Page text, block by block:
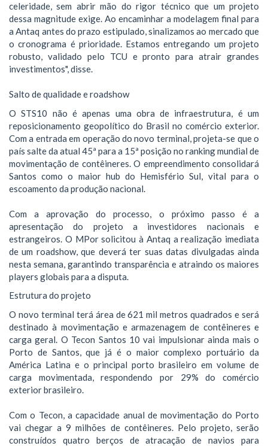
celeridade, sem abrir mão do rigor técnico que um projeto
dessa magnitude exige. Ao encaminhar a modelagem final para
a Antaq antes do prazo estipulado, sinalizamos ao mercado que
o cronograma é prioridade. Estamos entregando um projeto
robusto, validado pelo TCU e pronto para atrair grandes
investimentos", disse.
Salto de qualidade e roadshow
O STS10 não é apenas uma obra de infraestrutura, é um
reposicionamento geopolítico do Brasil no comércio exterior.
Com a entrada em operação do novo terminal, projeta-se que o
país salte da atual 45ª para a 15ª posição no ranking mundial de
movimentação de contêineres. O empreendimento consolidará
Santos como o maior hub do Hemisfério Sul, vital para o
escoamento da produção nacional.
Com a aprovação do processo, o próximo passo é a
apresentação do projeto a investidores nacionais e
estrangeiros. O MPor solicitou à Antaq a realização imediata
de um roadshow, que deverá ter suas datas divulgadas ainda
nesta semana, garantindo transparência e atraindo os maiores
players globais para a disputa.
Estrutura do projeto
O novo terminal terá área de 621 mil metros quadrados e será
destinado à movimentação e armazenagem de contêineres e
carga geral. O Tecon Santos 10 vai impulsionar ainda mais o
Porto de Santos, que já é o maior complexo portuário da
América Latina e o principal porto brasileiro em volume de
carga movimentada, respondendo por 29% do comércio
exterior brasileiro.
Com o Tecon, a capacidade anual de movimentação do Porto
vai chegar a 9 milhões de contêineres. Pelo projeto, serão
construídos quatro berços de atracação de navios para